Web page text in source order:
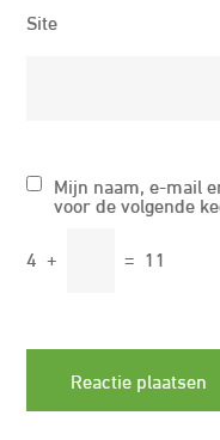
Site
Mijn naam, e-mail
voor de volgende
4 + = 11